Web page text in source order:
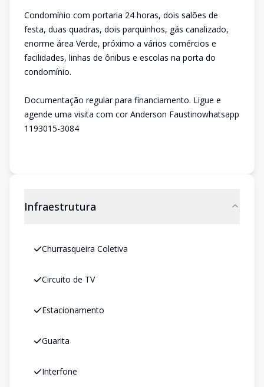
Condomínio com portaria 24 horas, dois salões de
festa, duas quadras, dois parquinhos, gás canalizado,
enorme área Verde, próximo a vários comércios e
facilidades, linhas de ônibus e escolas na porta do
condomínio.
Documentação regular para financiamento. Ligue e
agende uma visita com cor Anderson Faustinowhatsapp
1193015-3084
Infraestrutura
Churrasqueira Coletiva
Circuito de TV
Estacionamento
Guarita
Interfone